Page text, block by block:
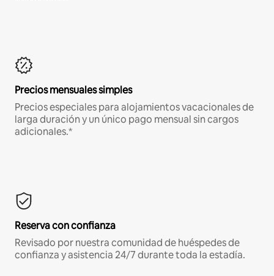
Precios mensuales simples
Precios especiales para alojamientos vacacionales de
larga duración y un único pago mensual sin cargos
adicionales.*
Reserva con confianza
Revisado por nuestra comunidad de huéspedes de
confianza y asistencia 24/7 durante toda la estadía.